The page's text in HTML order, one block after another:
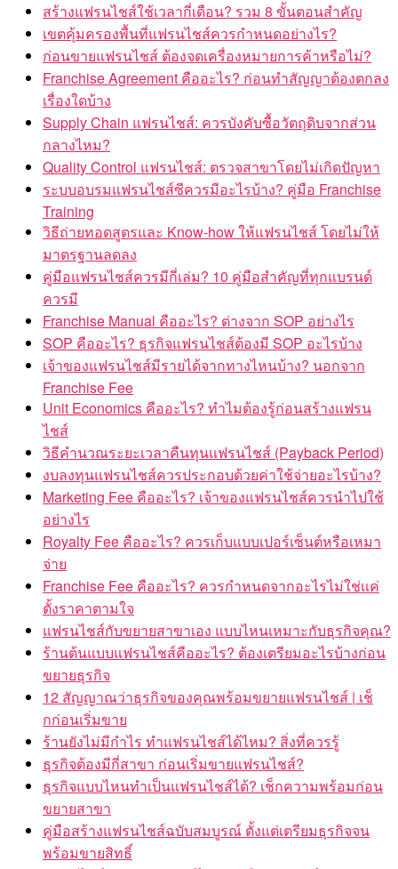
สร้างแฟรนไชส์ใช้เวลากี่เดือน? รวม 8 ขั้นตอนสำคัญ
เขตคุ้มครองพื้นที่แฟรนไชส์ควรกำหนดอย่างไร?
ก่อนขายแฟรนไชส์ ต้องจดเครื่องหมายการค้าหรือไม่?
Franchise Agreement คืออะไร? ก่อนทำสัญญาต้องตกลง
เรื่องใดบ้าง
Supply Chain แฟรนไชส์: ควรบังคับซื้อวัตถุดิบจากส่วน
กลางไหม?
Quality Control แฟรนไชส์: ตรวจสาขาโดยไม่เกิดปัญหา
ระบบอบรมแฟรนไชส์ซีควรมีอะไรบ้าง? คู่มือ Franchise
Training
วิธีถ่ายทอดสูตรและ Know-how ให้แฟรนไชส์ โดยไม่ให้
มาตรฐานลดลง
คู่มือแฟรนไชส์ควรมีกี่เล่ม? 10 คู่มือสำคัญที่ทุกแบรนด์
ควรมี
Franchise Manual คืออะไร? ต่างจาก SOP อย่างไร
SOP คืออะไร? ธุรกิจแฟรนไชส์ต้องมี SOP อะไรบ้าง
เจ้าของแฟรนไชส์มีรายได้จากทางไหนบ้าง? นอกจาก
Franchise Fee
Unit Economics คืออะไร? ทำไมต้องรู้ก่อนสร้างแฟรน
ไชส์
วิธีคำนวณระยะเวลาคืนทุนแฟรนไชส์ (Payback Period)
งบลงทุนแฟรนไชส์ควรประกอบด้วยค่าใช้จ่ายอะไรบ้าง?
Marketing Fee คืออะไร? เจ้าของแฟรนไชส์ควรนำไปใช้
อย่างไร
Royalty Fee คืออะไร? ควรเก็บแบบเปอร์เซ็นต์หรือเหมา
จ่าย
Franchise Fee คืออะไร? ควรกำหนดจากอะไรไม่ใช่แค่
ตั้งราคาตามใจ
แฟรนไชส์กับขยายสาขาเอง แบบไหนเหมาะกับธุรกิจคุณ?
ร้านต้นแบบแฟรนไชส์คืออะไร? ต้องเตรียมอะไรบ้างก่อน
ขยายธุรกิจ
12 สัญญาณว่าธุรกิจของคุณพร้อมขยายแฟรนไชส์ | เช็
กก่อนเริ่มขาย
ร้านยังไม่มีกำไร ทำแฟรนไชส์ได้ไหม? สิ่งที่ควรรู้
ธุรกิจต้องมีกี่สาขา ก่อนเริ่มขายแฟรนไชส์?
ธุรกิจแบบไหนทำเป็นแฟรนไชส์ได้? เช็กความพร้อมก่อน
ขยายสาขา
คู่มือสร้างแฟรนไชส์ฉบับสมบูรณ์ ตั้งแต่เตรียมธุรกิจจน
พร้อมขายสิทธิ์